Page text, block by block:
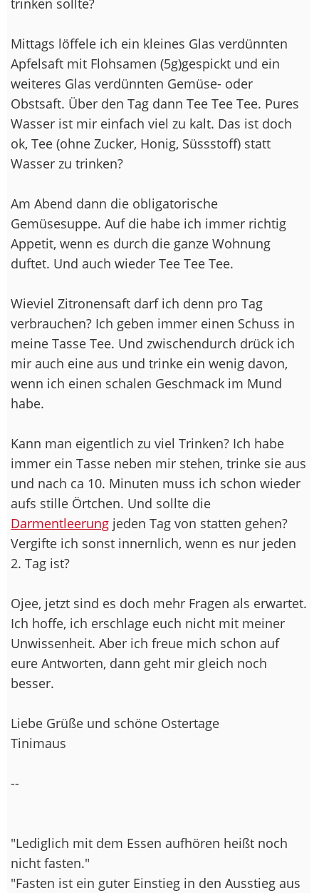
trinken sollte?
Mittags löffele ich ein kleines Glas verdünnten
Apfelsaft mit Flohsamen (5g)gespickt und ein
weiteres Glas verdünnten Gemüse- oder
Obstsaft. Über den Tag dann Tee Tee Tee. Pures
Wasser ist mir einfach viel zu kalt. Das ist doch
ok, Tee (ohne Zucker, Honig, Süssstoff) statt
Wasser zu trinken?
Am Abend dann die obligatorische
Gemüsesuppe. Auf die habe ich immer richtig
Appetit, wenn es durch die ganze Wohnung
duftet. Und auch wieder Tee Tee Tee.
Wieviel Zitronensaft darf ich denn pro Tag
verbrauchen? Ich geben immer einen Schuss in
meine Tasse Tee. Und zwischendurch drück ich
mir auch eine aus und trinke ein wenig davon,
wenn ich einen schalen Geschmack im Mund
habe.
Kann man eigentlich zu viel Trinken? Ich habe
immer ein Tasse neben mir stehen, trinke sie aus
und nach ca 10. Minuten muss ich schon wieder
aufs stille Örtchen. Und sollte die
Darmentleerung jeden Tag von statten gehen?
Vergifte ich sonst innernlich, wenn es nur jeden
2. Tag ist?
Ojee, jetzt sind es doch mehr Fragen als erwartet.
Ich hoffe, ich erschlage euch nicht mit meiner
Unwissenheit. Aber ich freue mich schon auf
eure Antworten, dann geht mir gleich noch
besser.
Liebe Grüße und schöne Ostertage
Tinimaus
--
"Lediglich mit dem Essen aufhören heißt noch
nicht fasten."
"Fasten ist ein guter Einstieg in den Ausstieg aus